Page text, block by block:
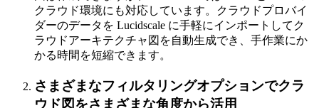
クラウド環境にも対応しています。クラウドプロバイ
ダーのデータを Lucidscale に手軽にインポートしてク
ラウドアーキテクチャ図を自動生成でき、手作業にか
かる時間を短縮できます。
さまざまなフィルタリングオプションでクラ
ウド図をさまざまな角度から活用